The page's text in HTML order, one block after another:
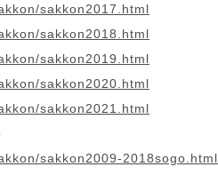
sakkon2017.html
sakkon2018.html
sakkon2019.html
sakkon2020.html
sakkon2021.html
sakkon2009-2018sogo.html